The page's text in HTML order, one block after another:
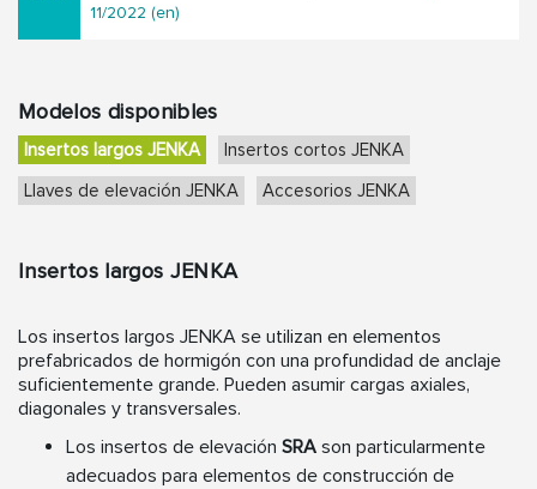
11/2022 (en)
Modelos disponibles
Insertos largos JENKA
Insertos cortos JENKA
Llaves de elevación JENKA
Accesorios JENKA
Insertos largos JENKA
Los insertos largos JENKA se utilizan en elementos
prefabricados de hormigón con una profundidad de anclaje
suficientemente grande. Pueden asumir cargas axiales,
diagonales y transversales.
Los insertos de elevación SRA son particularmente
adecuados para elementos de construcción de